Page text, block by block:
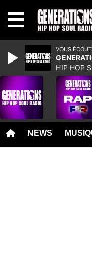
NEWS
VOUS
HIP HOP